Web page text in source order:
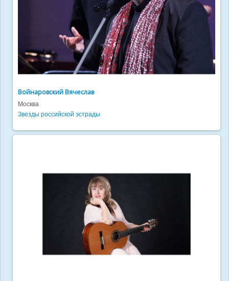
Войнаровский Вячеслав
Москва
Звезды российской эстрады